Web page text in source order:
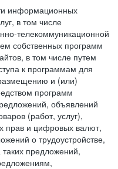
информационных
в том числе
телекоммуникационной
собственных программ
в том числе путем
к программам для
и (или)
программ
объявлений
(работ, услуг),
прав и цифровых валют,
о трудоустройстве,
предложений,